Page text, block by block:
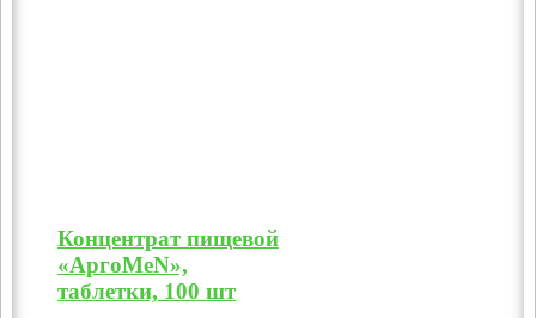
Концентрат пищевой
«АргоMeN»,
таблетки, 100 шт